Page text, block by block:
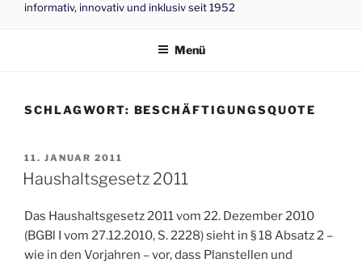
informativ, innovativ und inklusiv seit 1952
Menü
SCHLAGWORT: BESCHÄFTIGUNGSQUOTE
VERÖFFENTLICHT
AM
11. JANUAR 2011
Haushaltsgesetz 2011
Das Haushaltsgesetz 2011 vom 22. Dezember 2010
(BGBl I vom 27.12.2010, S. 2228) sieht in § 18 Absatz 2 –
wie in den Vorjahren – vor, dass Planstellen und